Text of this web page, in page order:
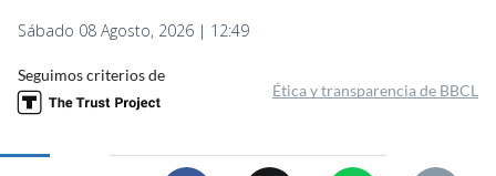
Sábado 08 Agosto, 2026 | 12:49
Seguimos criterios de
Ética y transparencia de BBCL